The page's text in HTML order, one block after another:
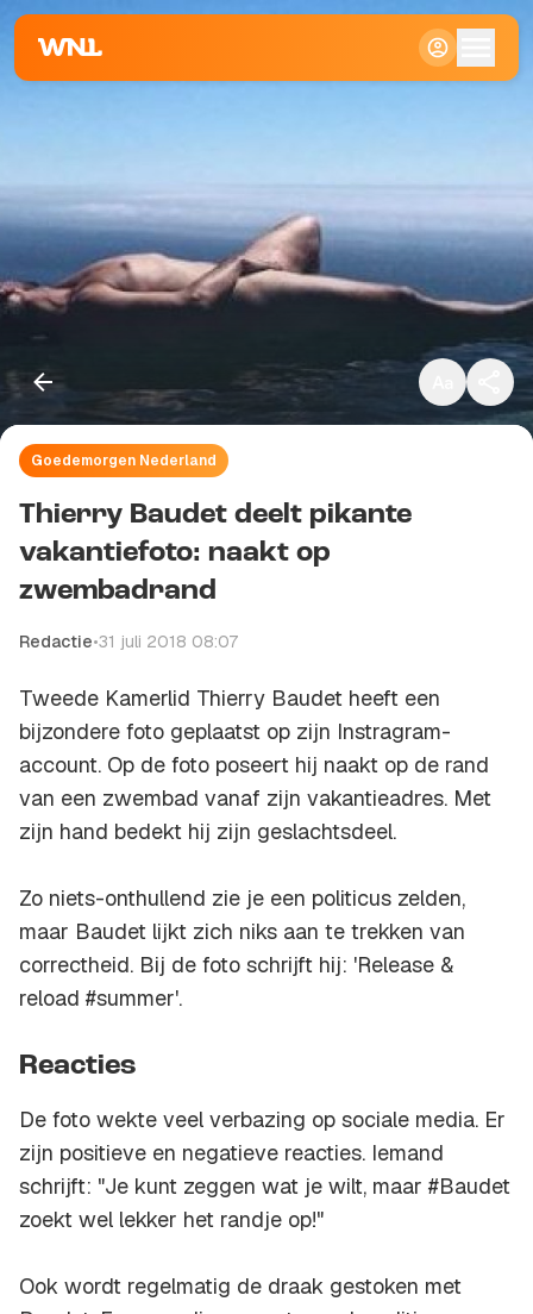
Klein
Standaard
Goedemorgen Nederland
Thierry Baudet deelt pikante
vakantiefoto: naakt op
zwembadrand
Redactie•31 juli 2018 08:07
Tweede Kamerlid Thierry Baudet heeft een
bijzondere foto geplaatst op zijn Instragram-
account. Op de foto poseert hij naakt op de rand
van een zwembad vanaf zijn vakantieadres. Met
zijn hand bedekt hij zijn geslachtsdeel.
Zo niets-onthullend zie je een politicus zelden,
maar Baudet lijkt zich niks aan te trekken van
correctheid. Bij de foto schrijft hij: 'Release &
reload #summer'.
Reacties
De foto wekte veel verbazing op sociale media. Er
zijn positieve en negatieve reacties. Iemand
schrijft: "Je kunt zeggen wat je wilt, maar #Baudet
zoekt wel lekker het randje op!"
Ook wordt regelmatig de draak gestoken met